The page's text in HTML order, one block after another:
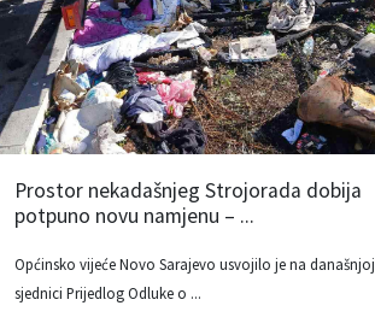
Prostor nekadašnjeg Strojorada dobija
potpuno novu namjenu – ...
Općinsko vijeće Novo Sarajevo usvojilo je na današnjoj
sjednici Prijedlog Odluke o ...